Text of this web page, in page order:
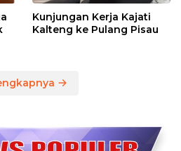
Kunjungan Kerja Kajati
Kalteng ke Pulang Pisau